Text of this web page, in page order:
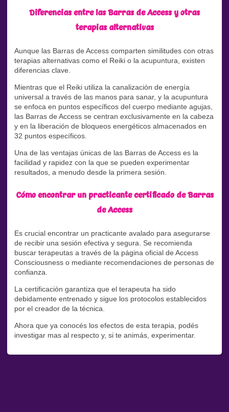
Diferencias entre las Barras de Access y otras
terapias alternativas
Aunque las Barras de Access comparten similitudes con otras
terapias alternativas como el Reiki o la acupuntura, existen
diferencias clave.
Mientras que el Reiki utiliza la canalización de energía
universal a través de las manos para sanar, y la acupuntura
se enfoca en puntos específicos del cuerpo mediante agujas,
las Barras de Access se centran exclusivamente en la cabeza
y en la liberación de bloqueos energéticos almacenados en
32 puntos específicos.
Una de las ventajas únicas de las Barras de Access es la
facilidad y rapidez con la que se pueden experimentar
resultados, a menudo desde la primera sesión.
Cómo encontrar un practicante certificado de Barras
de Access
Es crucial encontrar un practicante avalado para asegurarse
de recibir una sesión efectiva y segura. Se recomienda
buscar terapeutas a través de la página oficial de Access
Consciousness o mediante recomendaciones de personas de
confianza.
La certificación garantiza que el terapeuta ha sido
debidamente entrenado y sigue los protocolos establecidos
por el creador de la técnica.
Ahora que ya conocés los efectos de esta terapia, podés
investigar mas al respecto y, si te animás, experimentar.